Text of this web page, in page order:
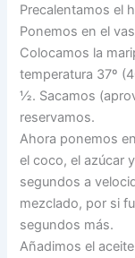
Precalentamos el
Ponemos en el
Colocamos la
temperatura 37º
½. Sacamos
reservamos.
Ahora ponemos
el coco, el azúcar
segundos a
mezclado, por si
segundos más.
Añadimos el